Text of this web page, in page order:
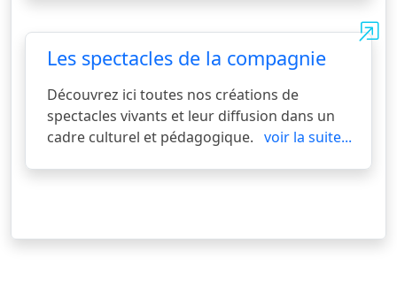
style pour le bien de la communauté. La
chronique kitu Qui es tu ? Avec Amir Oorzak ,
le chaman venant de Sibérie un stage de deux
jours au mois de décembre et au mois de Mai
sur la voix et le corps. A ne pas rater ! Maître
Kosen Stephane Thiebaud, notre ami, maître
Les spectacles de la compagnie
Découvrez ici toutes nos créations de
spectacles vivants et leur diffusion dans un
cadre culturel et pédagogique. voir la suite...